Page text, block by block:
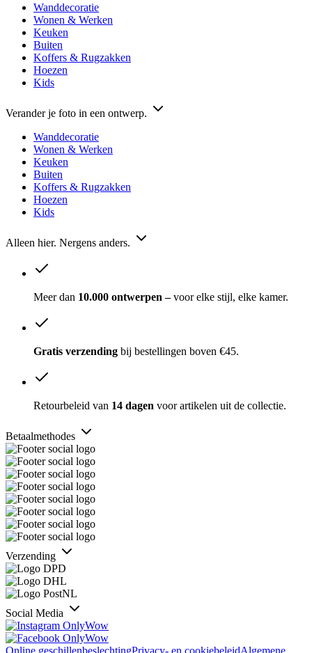
Wanddecoratie
Wonen & Werken
Keuken
Buiten
Koffers & Rugzakken
Hoezen
Kids
Verander je foto in een ontwerp.
Wanddecoratie
Wonen & Werken
Keuken
Buiten
Koffers & Rugzakken
Hoezen
Kids
Alleen hier. Nergens anders.
Meer dan 10.000 ontwerpen –voor elke stijl, elke kamer.
Gratis verzending bij bestellingen boven €45.
Retourbeleid van 14 dagen voor artikelen uit de collectie.
Betaalmethodes
Verzending
Social Media
Online geschillenbeslechtingPrivacy- en cookiebeleidAlgemene